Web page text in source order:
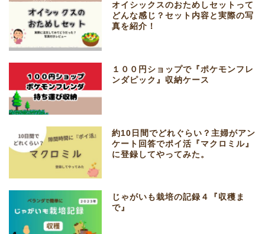
オイシックスのおためしセットって
どんな感じ？セット内容と実際の写
真を紹介！
１００円ショップで『ポケモンフレ
ンダピック』収納ケース
約10日間でどれぐらい？主婦がアン
ケート回答でポイ活『マクロミル』
に登録してやってみた。
じゃがいも栽培の記録４『収穫ま
で』